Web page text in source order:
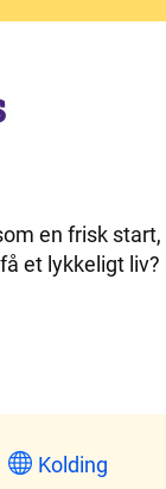
en frisk
et lykkeligt
Kolding